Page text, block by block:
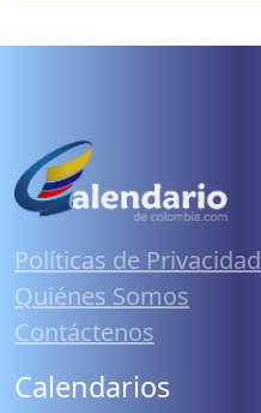
Políticas de Privacidad
Quiénes Somos
Contáctenos
Calendarios